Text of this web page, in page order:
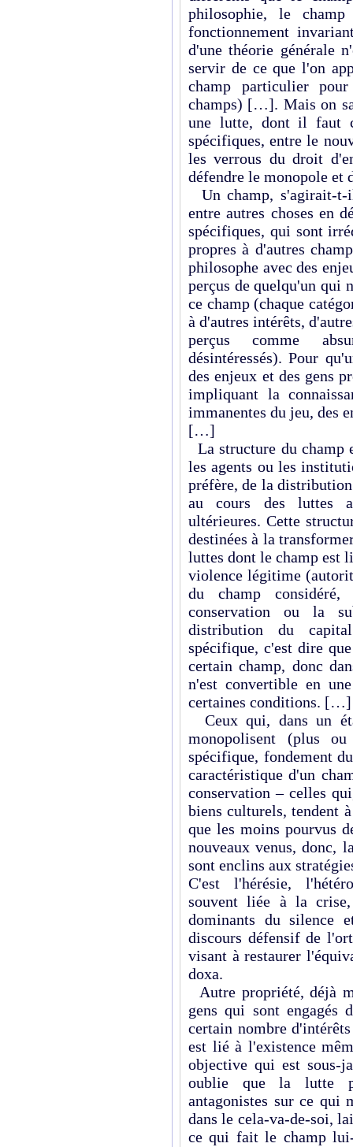
philosophie, le
fonctionnement
d'une théorie générale
servir de ce que l'on
champ particulier
champs) […]. Mais on
une lutte, dont il faut
spécifiques, entre le
les verrous du droit
défendre le monopole et
Un champ, s'agirait-
entre autres choses en
spécifiques, qui sont
propres à d'autres
philosophe avec des
perçus de quelqu'un qui
ce champ (chaque
à d'autres intérêts,
perçus comme
désintéressés). Pour
des enjeux et des gens
impliquant la
immanentes du jeu, des
[…]
La structure du champ
les agents ou les
préfère, de la
au cours des luttes
ultérieures. Cette
destinées à la
luttes dont le champ est
violence légitime
du champ
conservation ou la
distribution du
spécifique, c'est dire
certain champ, donc
n'est convertible en
certaines conditions. […]
Ceux qui, dans un
monopolisent (plus
spécifique, fondement
caractéristique d'un
conservation – celles
biens culturels, tendent
que les moins pourvus
nouveaux venus, donc,
sont enclins aux
C'est l'hérésie,
souvent liée à la
dominants du silence
discours défensif de
visant à restaurer
doxa.
Autre propriété, déjà
gens qui sont engagés
certain nombre
est lié à l'existence
objective qui est sous-
oublie que la lutte
antagonistes sur ce qui
dans le cela-va-de-soi,
ce qui fait le champ